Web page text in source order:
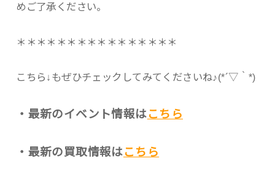
めご了承ください。
＊＊＊＊＊＊＊＊＊＊＊＊＊＊＊＊
こちら↓もぜひチェックしてみてくださいね♪(*´▽｀*)
・最新のイベント情報はこちら
・最新の買取情報はこちら